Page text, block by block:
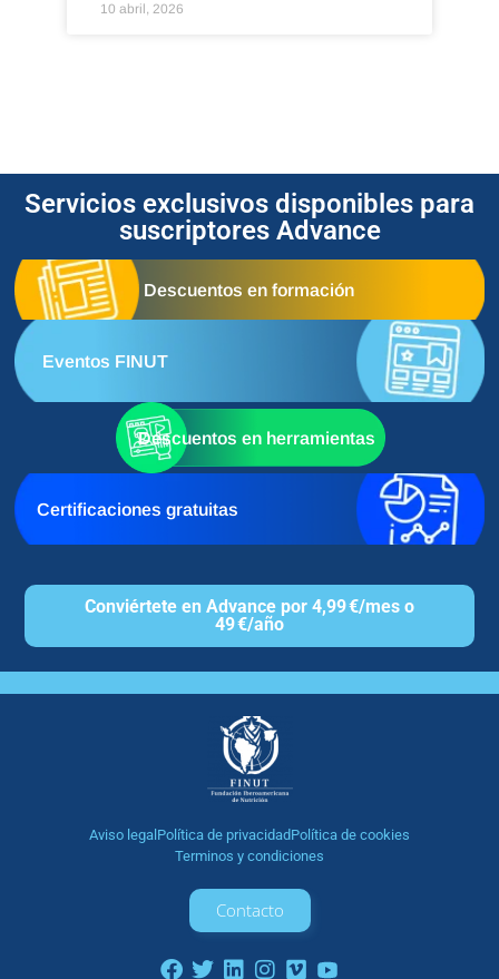
10 abril, 2026
Servicios exclusivos disponibles para
suscriptores Advance
Descuentos en formación
Eventos FINUT
Descuentos en herramientas
Certificaciones gratuitas
Conviértete en Advance por 4,99 €/mes o
49 €/año
Aviso legal Política de privacidadPolítica de cookies
Terminos y condiciones
Contacto